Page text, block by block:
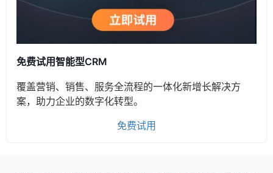
免费试用智能型CRM
覆盖营销、销售、服务全流程的一体化新增长解决方
案，助力企业的数字化转型。
免费试用